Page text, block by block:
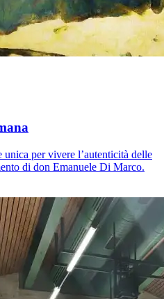
unica per vivere l’autenticità delle
di don Emanuele Di Marco.